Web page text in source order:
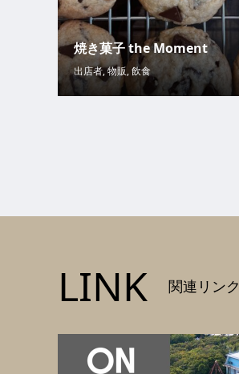
焼き菓子 the Moment
出店者,物販,飲食
LINK 関連リンク